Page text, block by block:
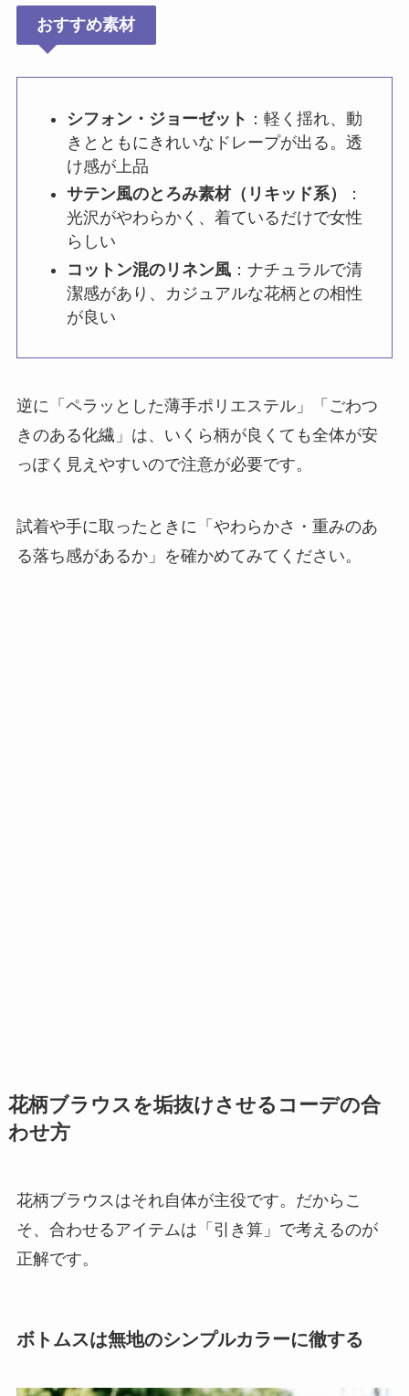
おすすめ素材
シフォン・ジョーゼット ：軽く揺れ、動
きとともにきれいなドレープが出る。透
け感が上品
サテン風のとろみ素材（リキッド系）
：
光沢がやわらかく、着ているだけで女性
らしい
コットン混のリネン風：ナチュラルで清
潔感があり、カジュアルな花柄との相性
が良い
逆に「ペラッとした薄手ポリエステル」「ごわつ
きのある化繊」は、いくら柄が良くても全体が安
っぽく見えやすいので注意が必要です。
試着や手に取ったときに「やわらかさ・重みのあ
る落ち感があるか」を確かめてみてください。
花柄ブラウスを垢抜けさせるコーデの合
わせ方
花柄ブラウスはそれ自体が主役です。だからこ
そ、合わせるアイテムは「引き算」で考えるのが
正解です。
ボトムスは無地のシンプルカラーに徹する